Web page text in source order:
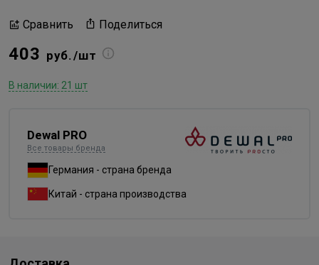
Сравнить Поделиться
403 руб./шт
В наличии: 21 шт
Dewal PRO
Все товары бренда
Германия - страна бренда
Китай - страна производства